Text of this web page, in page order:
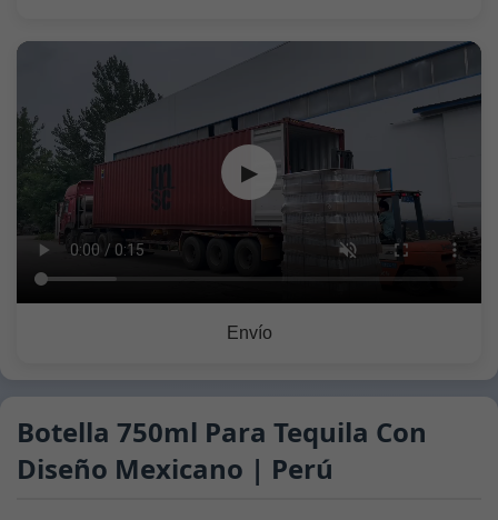
▶
Envío
Botella 750ml Para Tequila Con
Diseño Mexicano | Perú